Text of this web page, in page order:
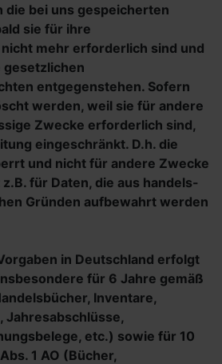
die bei uns gespeicherten
sie für ihre
mehr erforderlich sind und
gesetzlichen
entgegenstehen. Sofern
werden, weil sie für andere
Zwecke erforderlich sind,
eingeschränkt. D.h. die
und nicht für andere Zwecke
für Daten, die aus handels-
Gründen aufbewahrt werden
in Deutschland erfolgt
für 6 Jahre gemäß
Inventare,
Jahresabschlüsse,
etc.) sowie für 10
1 AO (Bücher,